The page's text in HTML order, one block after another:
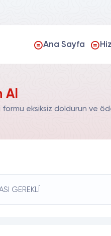
Ana Sayfa
Al
eksiksiz doldurun ve
GEREKLİ